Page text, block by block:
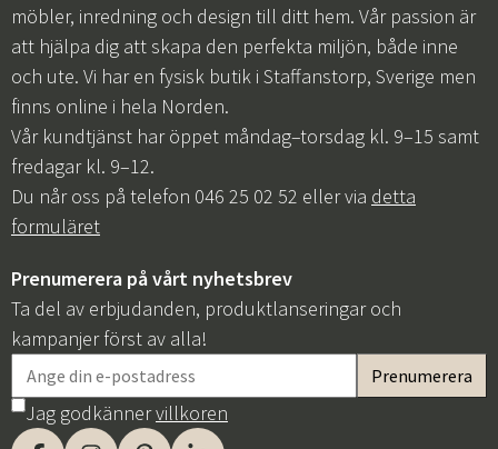
möbler, inredning och design till ditt hem. Vår passion är
att hjälpa dig att skapa den perfekta miljön, både inne
och ute. Vi har en fysisk butik i Staffanstorp, Sverige men
finns online i hela Norden.
Vår kundtjänst har öppet måndag–torsdag kl. 9–15 samt
fredagar kl. 9–12.
Du når oss på telefon 046 25 02 52 eller via detta
formuläret
Prenumerera på vårt nyhetsbrev
Ta del av erbjudanden, produktlanseringar och
kampanjer först av alla!
Jag godkännervillkoren